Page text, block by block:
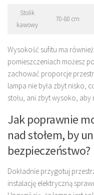
Stolik
kawowy
70-80 cm
Wysokość sufitu ma
pomieszczeniach możesz
zachować proporcje
lampa nie była zbyt nisko,
stołu, ani zbyt wysoko, aby
Jak poprawnie
nad stołem, by
bezpieczeństwo?
Dokładnie przygotuj
instalację elektryczną